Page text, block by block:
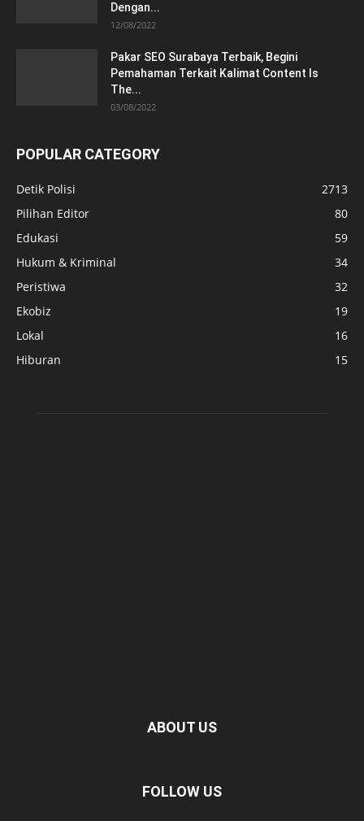
Dengan...
12/08/2022
Pakar SEO Surabaya Terbaik, Begini
Pemahaman Terkait Kalimat Content Is
The...
03/08/2022
POPULAR CATEGORY
Detik Polisi
2713
Pilihan Editor
80
Edukasi
59
Hukum & Kriminal
34
Peristiwa
32
Ekobiz
19
Lokal
16
Hiburan
15
ABOUT US
FOLLOW US